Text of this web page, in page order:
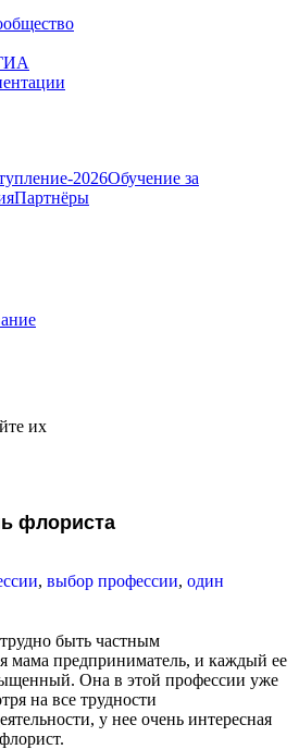
2026Обучение за
Партнёры
их
флориста
, выбор профессии, один
быть частным
мама предприниматель, и каждый ее
Она в этой профессии уже
на все трудности
у нее очень интересная